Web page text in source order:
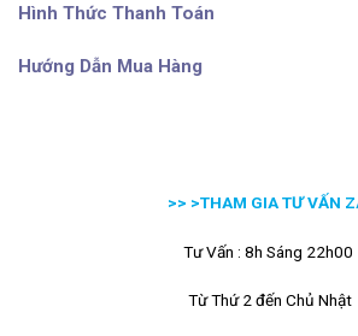
Hình Thức Thanh Toán
Hướng Dẫn Mua Hàng
>> >THAM GIA TƯ VẤN
Tư Vấn : 8h Sáng 22h00
Từ Thứ 2 đến Chủ Nhật